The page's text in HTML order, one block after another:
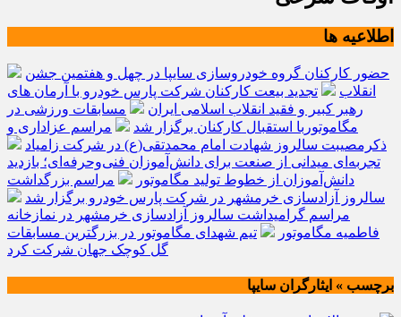
اطلاعیه ها
حضور کارکنان گروه خودروسازی سایپا در چهل و هفتمین جشن
انقلاب
تجدید بیعت کارکنان شرکت پارس خودرو با آرمان های
رهبر کبیر و فقید انقلاب اسلامی ایران
مسابقات ورزشی در
مگاموتوربا استقبال کارکنان برگزار شد
مراسم عزاداری و
ذکرمصیبت سالروز شهادت امام محمدتقی(ع) در شرکت زامیاد
تجربه‌ای میدانی از صنعت برای دانش‌آموزان فنی‌وحرفه‌ای؛ بازدید
دانش‌آموزان از خطوط تولید مگاموتور
مراسم بزرگداشت
سالروز آزادسازی خرمشهر در شرکت پارس خودرو برگزار شد
مراسم گرامیداشت سالروز آزادسازی خرمشهر در نمازخانه
فاطمیه مگاموتور
تیم شهدای مگاموتور در بزرگترین مسابقات
گل کوچک جهان شرکت کرد
برچسب » ايثارگران سايپا